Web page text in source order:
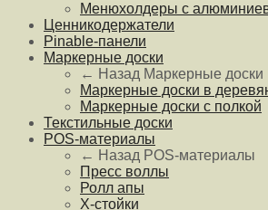
Менюхолдеры с
Ценникодержатели
Pinable-панели
Маркерные доски
← Назад Маркерные доски
Маркерные доски в
Маркерные доски с полкой
Текстильные доски
POS-материалы
← Назад POS-материалы
Пресс воллы
Ролл апы
Х-стойки